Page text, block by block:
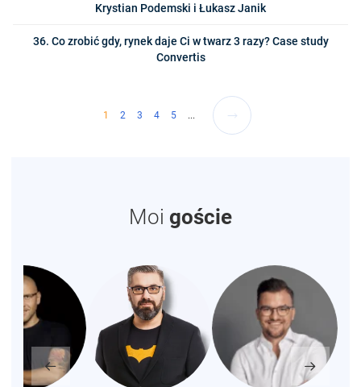
Krystian Podemski i Łukasz Janik
36. Co zrobić gdy, rynek daje Ci w twarz 3 razy? Case study
Convertis
1 2 3 4 5 ...
Moi goście